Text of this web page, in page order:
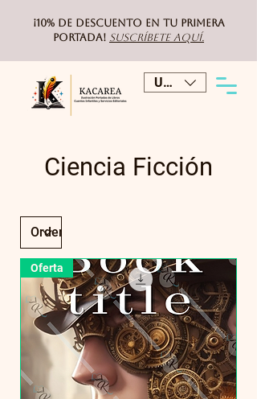
¡10% de DESCUENTO en tu primera
portada! Suscríbete aquí.
USD ($)
Ciencia Ficción
Oferta